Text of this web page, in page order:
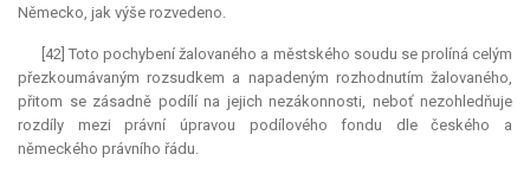
Německo, jak výše rozvedeno.
[42] Toto pochybení žalovaného a městského soudu se prolíná celým
přezkoumávaným rozsudkem a napadeným rozhodnutím žalovaného,
přitom se zásadně podílí na jejich nezákonnosti, neboť nezohledňuje
rozdíly mezi právní úpravou podílového fondu dle českého a
německého právního řádu.